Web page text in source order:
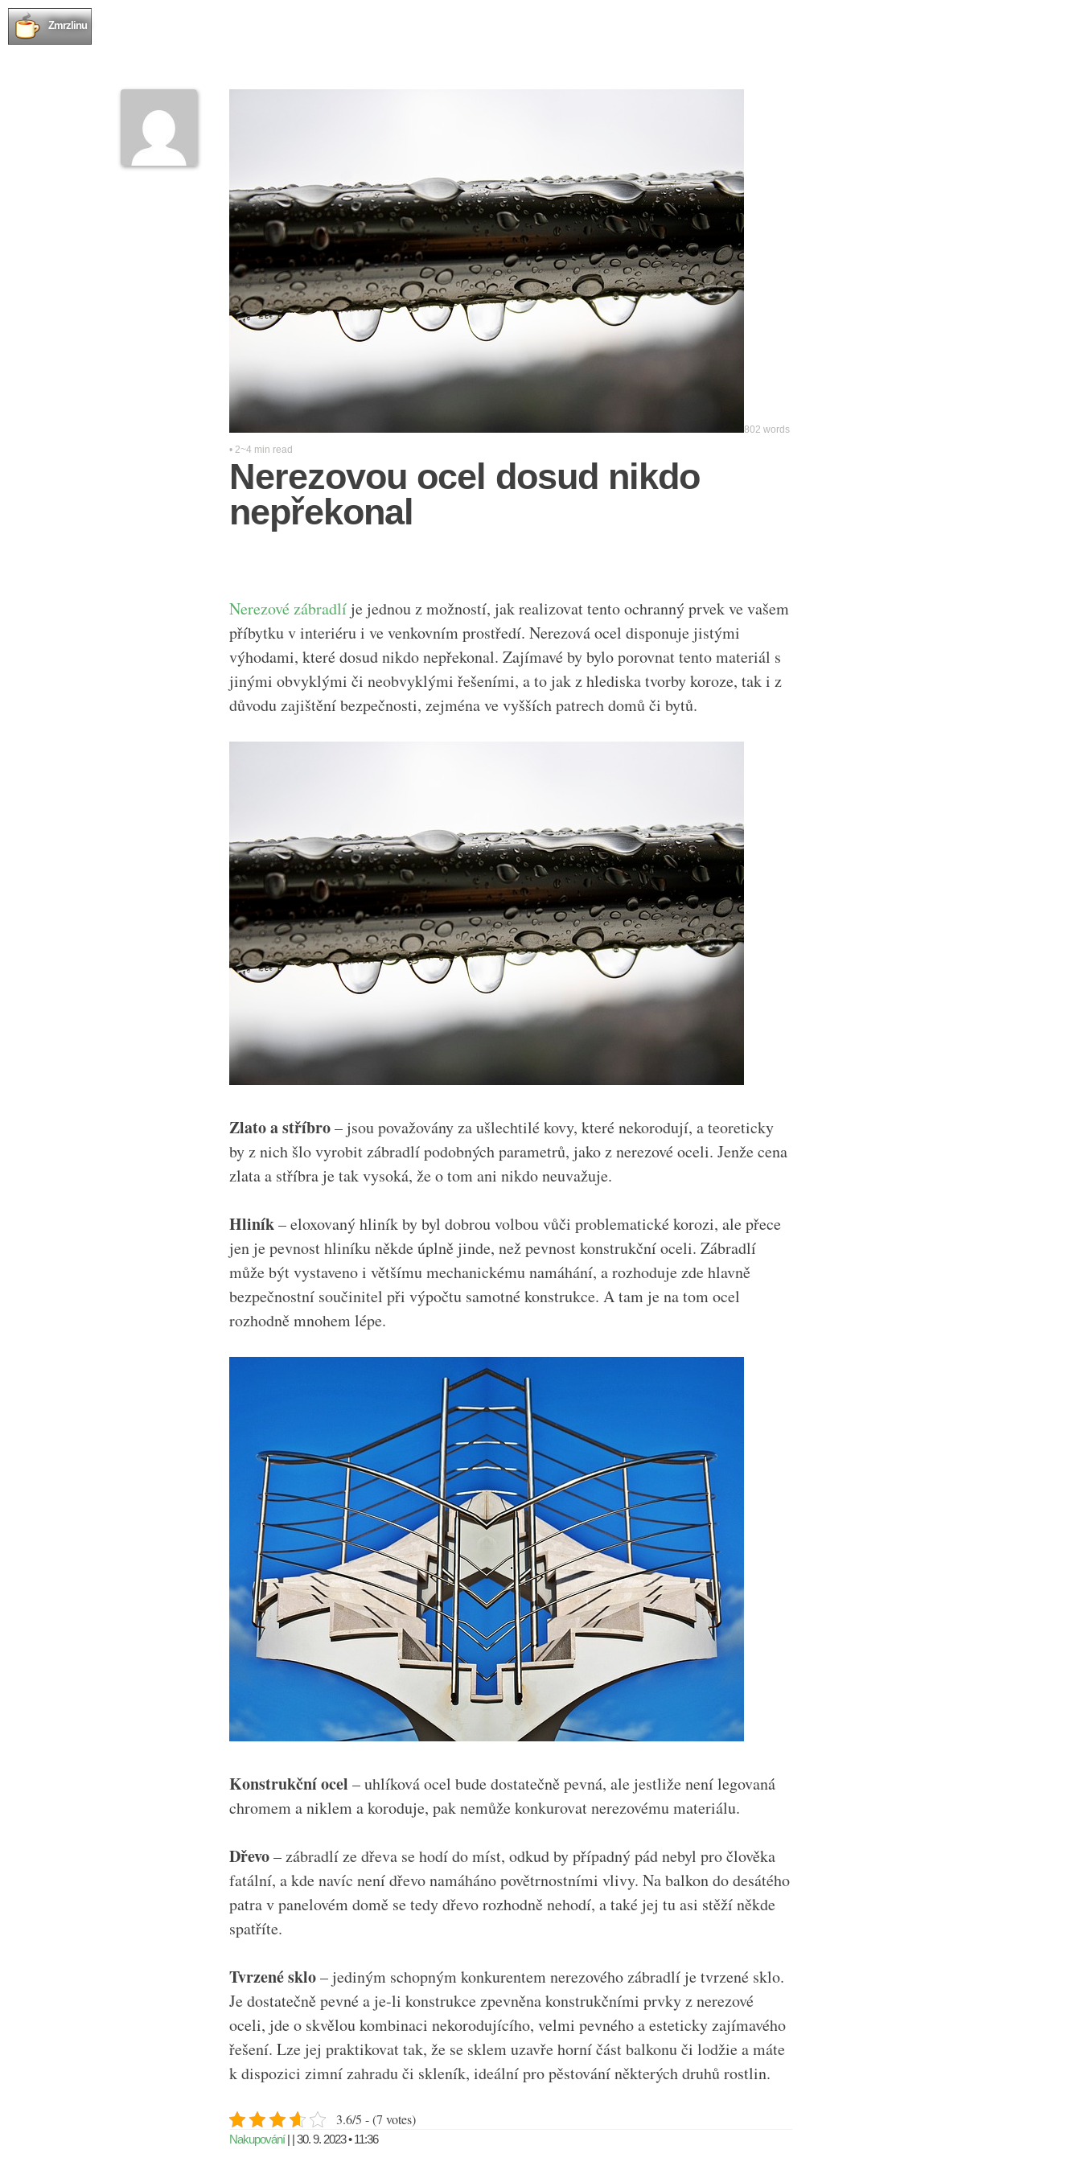
Zmrzlinu
802 words
• 2~4 min read
Nerezovou ocel dosud nikdo
nepřekonal
Nerezové zábradlí je jednou z možností, jak realizovat tento ochranný prvek ve vašem
příbytku v interiéru i ve venkovním prostředí. Nerezová ocel disponuje jistými
výhodami, které dosud nikdo nepřekonal. Zajímavé by bylo porovnat tento materiál s
jinými obvyklými či neobvyklými řešeními, a to jak z hlediska tvorby koroze, tak i z
důvodu zajištění bezpečnosti, zejména ve vyšších patrech domů či bytů.
Zlato a stříbro– jsou považovány za ušlechtilé kovy, které nekorodují, a teoreticky
by z nich šlo vyrobit zábradlí podobných parametrů, jako z nerezové oceli. Jenže cena
zlata a stříbra je tak vysoká, že o tom ani nikdo neuvažuje.
Hliník– eloxovaný hliník by byl dobrou volbou vůči problematické korozi, ale přece
jen je pevnost hliníku někde úplně jinde, než pevnost konstrukční oceli. Zábradlí
může být vystaveno i většímu mechanickému namáhání, a rozhoduje zde hlavně
bezpečnostní součinitel při výpočtu samotné konstrukce. A tam je na tom ocel
rozhodně mnohem lépe.
Konstrukční ocel – uhlíková ocel bude dostatečně pevná, ale jestliže není legovaná
chromem a niklem a koroduje, pak nemůže konkurovat nerezovému materiálu.
Dřevo– zábradlí ze dřeva se hodí do míst, odkud by případný pád nebyl pro člověka
fatální, a kde navíc není dřevo namáháno povětrnostními vlivy. Na balkon do desátého
patra v panelovém domě se tedy dřevo rozhodně nehodí, a také jej tu asi stěží někde
spatříte.
Tvrzené sklo– jediným schopným konkurentem nerezového zábradlí je tvrzené sklo.
Je dostatečně pevné a je-li konstrukce zpevněna konstrukčními prvky z nerezové
oceli, jde o skvělou kombinaci nekorodujícího, velmi pevného a esteticky zajímavého
řešení. Lze jej praktikovat tak, že se sklem uzavře horní část balkonu či lodžie a máte
k dispozici zimní zahradu či skleník, ideální pro pěstování některých druhů rostlin.
3.6/5 - (7 votes)
Nakupování| | 30. 9. 2023 • 11:36